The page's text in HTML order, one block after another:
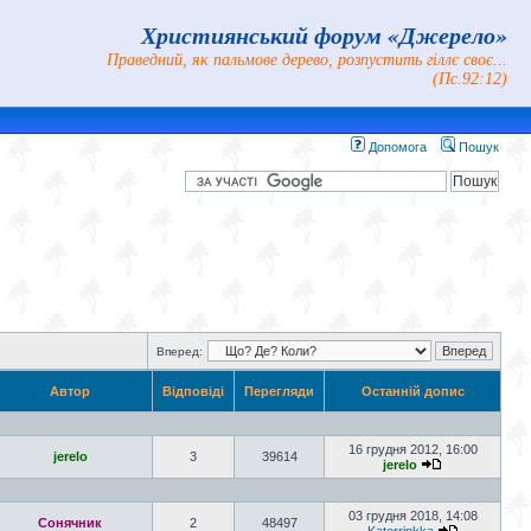
Християнський форум «Джерело»
Праведний, як пальмове дерево, розпустить гіллє своє...
(Пс.92:12)
Допомога Пошук
Вперед:
Автор Відповіді Перегляди Останній допис
jerelo 3 39614
16 грудня 2012, 16:00
jerelo
Сонячник 2 48497
03 грудня 2018, 14:08